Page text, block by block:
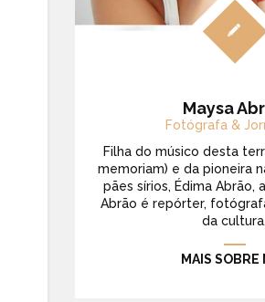
Maysa
Fotógrafa &
Filha do músico desta
memoriam) e da pioneira
pães sírios, Édima Abrão,
Abrão é repórter,
da cultura.
MAIS SOBRE